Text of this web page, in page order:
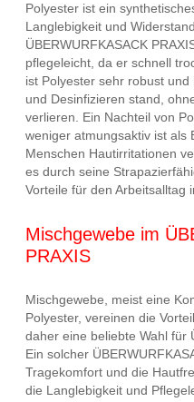
Polyester ist ein
Langlebigkeit und
ÜBERWURFKASACK
pflegeleicht, da er schnell
ist Polyester sehr robust
und Desinfizieren stand,
verlieren. Ein Nachteil von
weniger atmungsaktiv ist als
Menschen Hautirritationen
es durch seine
Vorteile für den Arbeitsalltag
Mischgewebe im
PRAXIS
Mischgewebe, meist eine
Polyester, vereinen die
daher eine beliebte Wahl für
Ein solcher
Tragekomfort und die
die Langlebigkeit und